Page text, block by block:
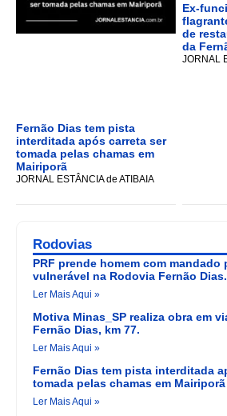
Fernão Dias tem pista
interditada após carreta ser
tomada pelas chamas em
Mairiporã
JORNAL ESTÂNCIA de ATIBAIA
Ex-
de
da
JORNAL
Rodovias
PRF prende homem com mandado
vulnerável na Rodovia Fernão Dias.
Ler Mais Aqui »
Motiva Minas_SP realiza obra em
Fernão Dias, km 77.
Ler Mais Aqui »
Fernão Dias tem pista interditada
tomada pelas chamas em Mairiporã
Ler Mais Aqui »